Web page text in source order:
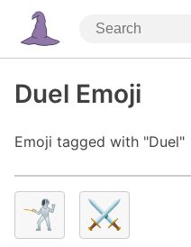
Duel Emoji
Emoji tagged with "Duel"
🤺 ⚔️